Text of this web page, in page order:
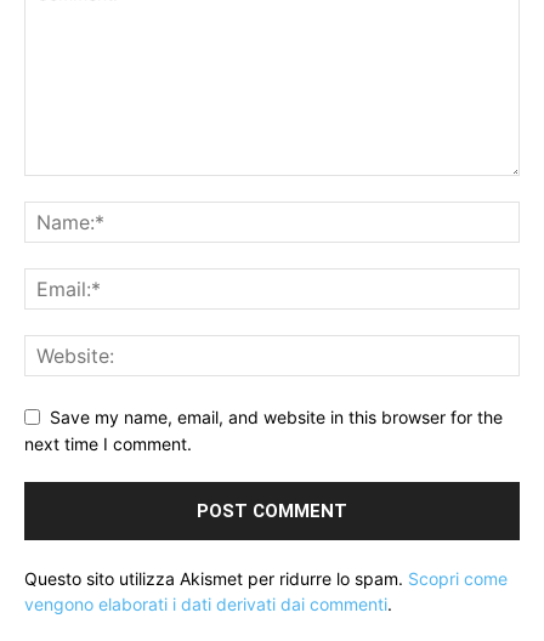
Save my name, email, and website in this browser for the
next time I comment.
Questo sito utilizza Akismet per ridurre lo spam. Scopri come
vengono elaborati i dati derivati dai commenti.